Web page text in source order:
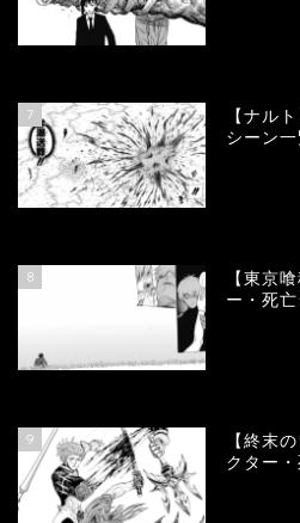
7
【ナル
シーン一
8
【東京
ー・死
9
【終末
クター